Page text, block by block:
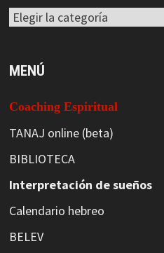
Categorías
MENÚ
Coaching Espiritual
TANAJ online (beta)
BIBLIOTECA
Interpretación de sueños
Calendario hebreo
BELEV